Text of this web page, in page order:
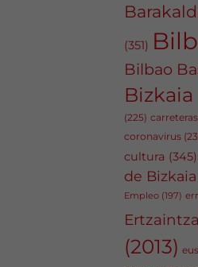
(351)
Bilbao
Bizkaia
(225) carreteras
coronavirus
cultura (345)
de Bizkaia
Empleo (197)
Ertzaintza
(2013)